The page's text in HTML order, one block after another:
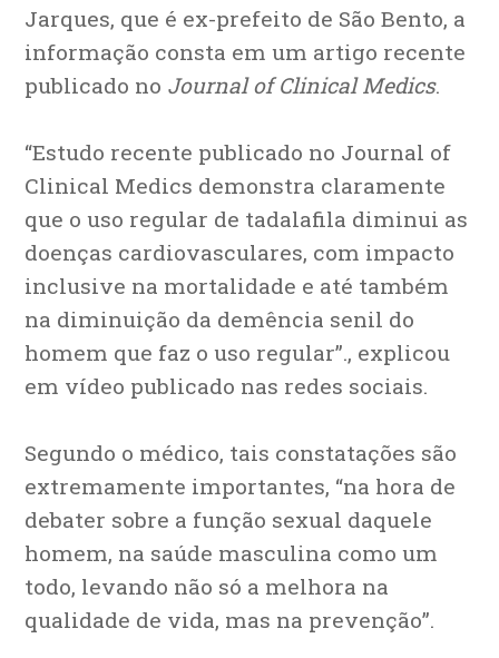
Jarques, que é ex-prefeito de São Bento, a
informação consta em um artigo recente
publicado no Journal of Clinical Medics.
“Estudo recente publicado no Journal of
Clinical Medics demonstra claramente
que o uso regular de tadalafila diminui as
doenças cardiovasculares, com impacto
inclusive na mortalidade e até também
na diminuição da demência senil do
homem que faz o uso regular”., explicou
em vídeo publicado nas redes sociais.
Segundo o médico, tais constatações são
extremamente importantes, “na hora de
debater sobre a função sexual daquele
homem, na saúde masculina como um
todo, levando não só a melhora na
qualidade de vida, mas na prevenção”.